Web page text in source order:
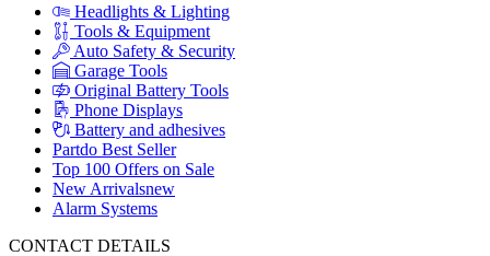
Headlights & Lighting
Tools & Equipment
Auto Safety & Security
Garage Tools
Original Battery Tools
Phone Displays
Battery and adhesives
Partdo Best Seller
Top 100 Offers on Sale
New Arrivalsnew
Alarm Systems
CONTACT DETAILS